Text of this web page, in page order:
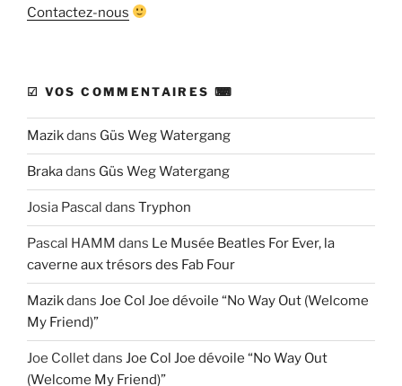
Contactez-nous
☑ VOS COMMENTAIRES ⌨
Mazikdans Güs Weg Watergang
Brakadans Güs Weg Watergang
Josia Pascal dans Tryphon
Pascal HAMM dans Le Musée Beatles For Ever, la
caverne aux trésors des Fab Four
Mazikdans Joe Col Joe dévoile “No Way Out (Welcome
My Friend)”
Joe Colletdans Joe Col Joe dévoile “No Way Out
(Welcome My Friend)”